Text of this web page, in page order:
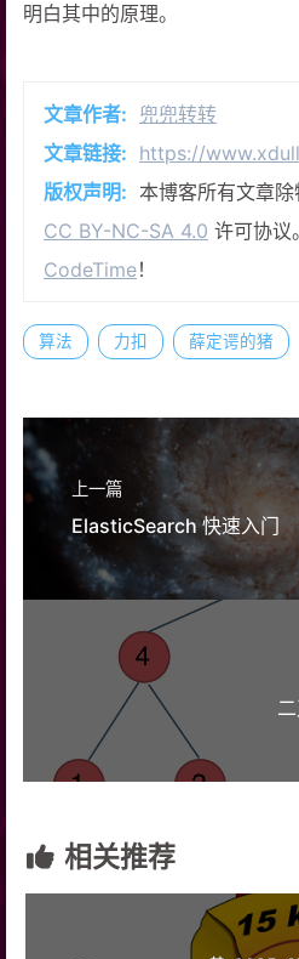
明白其中的原理。
文章作者: 兜兜转转
文章链接: https://
版权声明: 本博客所有文章
CC BY-NC-SA 4.0 许可协议
CodeTime！
算法 力扣 薛定谔的猪
上一篇
ElasticSearch 快速入门
相关推荐